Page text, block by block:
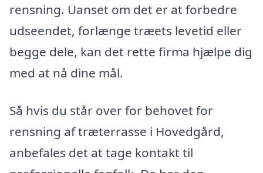
rensning. Uanset om det er at forbedre
udseendet, forlænge træets levetid eller
begge dele, kan det rette firma hjælpe dig
med at nå dine mål.
Så hvis du står over for behovet for
rensning af træterrasse i Hovedgård,
anbefales det at tage kontakt til